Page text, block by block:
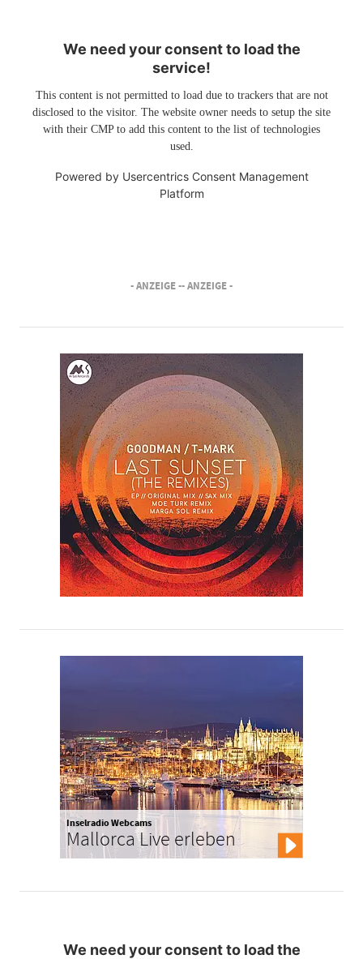
We need your consent to load the
service!
This content is not permitted to load due to trackers that are not
disclosed to the visitor. The website owner needs to setup the site
with their CMP to add this content to the list of technologies
used.
Powered by Usercentrics Consent Management
Platform
- ANZEIGE -- ANZEIGE -
Inselradio Webcams
Mallorca Live erleben
We need your consent to load the